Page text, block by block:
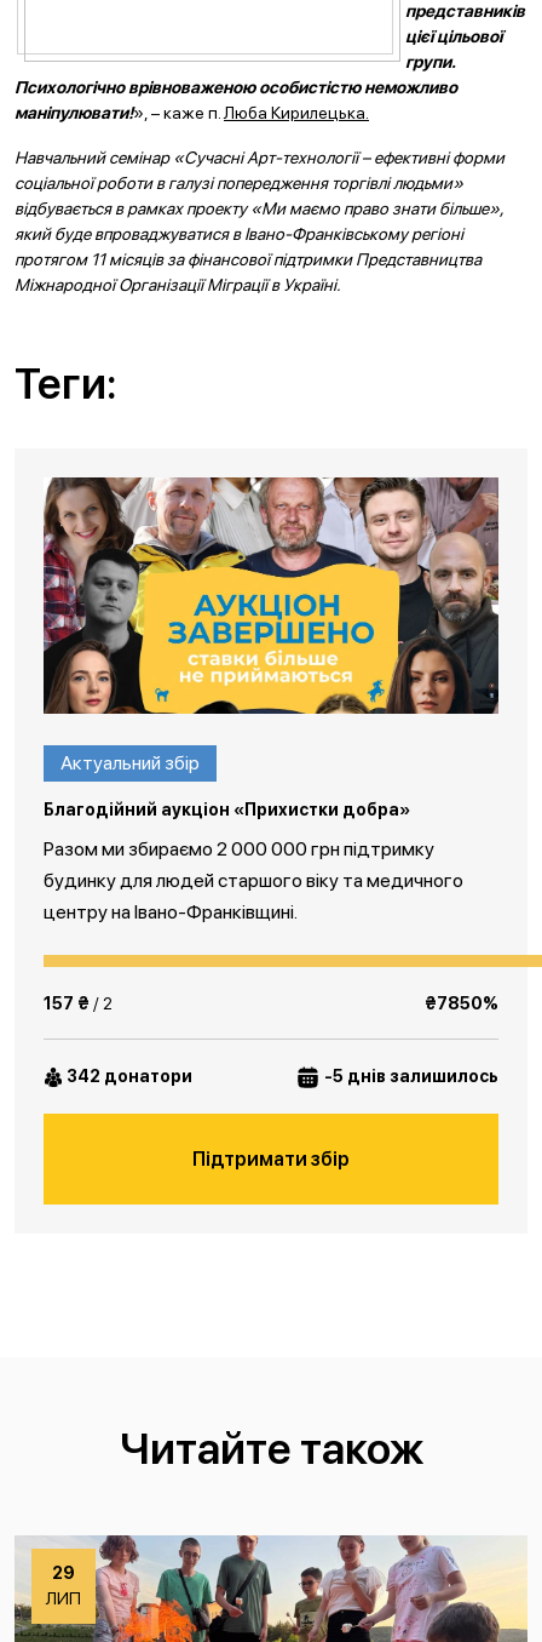
представників
цієї цільової
групи.
Психологічно врівноваженою особистістю неможливо
маніпулювати!», – каже п. Люба Кирилецька.
Навчальний семінар «Сучасні Арт-технології – ефективні форми
соціальної роботи в галузі попередження торгівлі людьми»
відбувається в рамках проекту «Ми маємо право знати більше»,
який буде впроваджуватися в Івано-Франківському регіоні
протягом 11 місяців за фінансової підтримки Представництва
Міжнародної Організації Міграції в Україні.
Теги:
Актуальний збір
Благодійний аукціон «Прихистки добра»
Разом ми збираємо 2 000 000 грн підтримку
будинку для людей старшого віку та медичного
центру на Івано-Франківщині.
157 ₴ / 2 ₴7850%
342 донатори -5 днів залишилось
Підтримати збір
Читайте також
29
ЛИП